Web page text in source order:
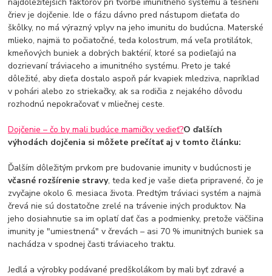
čriev je dojčenie. Ide o fázu dávno pred nástupom dieťaťa do
škôlky, no má výrazný vplyv na jeho imunitu do budúcna. Materské
mlieko, najmä to počiatočné, teda kolostrum, má veľa protilátok,
kmeňových buniek a dobrých baktérií, ktoré sa podieľajú na
dozrievaní tráviaceho a imunitného systému. Preto je také
dôležité, aby dieťa dostalo aspoň pár kvapiek mledziva, napríklad
v pohári alebo zo striekačky, ak sa rodičia z nejakého dôvodu
rozhodnú nepokračovať v mliečnej ceste.
Dojčenie – čo by mali budúce mamičky vedieť?O ďalších
výhodách dojčenia si môžete prečítať aj v tomto článku:
Ďalším dôležitým prvkom pre budovanie imunity v budúcnosti je
včasné rozšírenie stravy, teda keď je vaše dieťa pripravené, čo je
zvyčajne okolo 6. mesiaca života. Predtým tráviaci systém a najmä
črevá nie sú dostatočne zrelé na trávenie iných produktov. Na
jeho dosiahnutie sa im oplatí dať čas a podmienky, pretože väčšina
imunity je "umiestnená" v črevách – asi 70 % imunitných buniek sa
nachádza v spodnej časti tráviaceho traktu.
Jedlá a výrobky podávané predškolákom by mali byť zdravé a